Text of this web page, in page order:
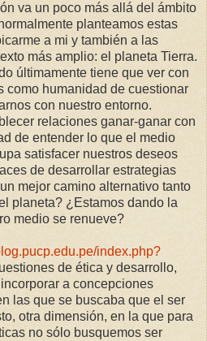
va un poco más allá del ámbito
planteamos estas
a mi y también a las
más amplio: el planeta Tierra.
últimamente tiene que ver con
como humanidad de cuestionar
con nuestro entorno.
relaciones ganar-ganar con
de entender lo que el medio
satisfacer nuestros deseos
de desarrollar estrategias
mejor camino alternativo tanto
planeta? ¿Estamos dando la
medio se renueve?
index.php?
de ética y desarrollo,
a concepciones
las que se buscaba que el ser
otra dimensión, en la que para
no sólo busquemos ser